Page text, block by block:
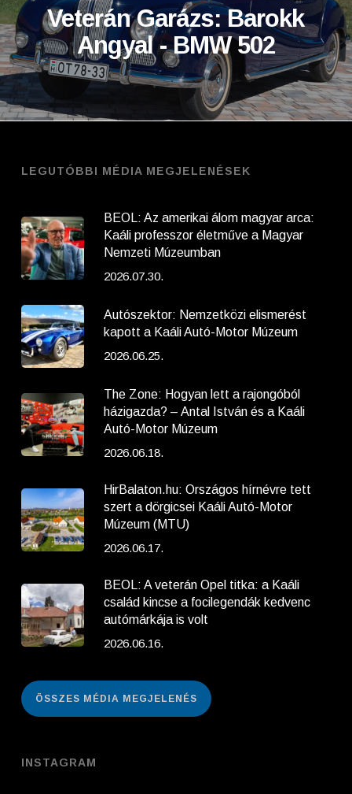
Veterán Garázs: Barokk
Angyal - BMW 502
LEGUTÓBBI MÉDIA MEGJELENÉSEK
BEOL: Az amerikai álom magyar arca:
Kaáli professzor életműve a Magyar
Nemzeti Múzeumban
2026.07.30.
Autószektor: Nemzetközi elismerést
kapott a Kaáli Autó-Motor Múzeum
2026.06.25.
The Zone: Hogyan lett a rajongóból
házigazda? – Antal István és a Kaáli
Autó-Motor Múzeum
2026.06.18.
HirBalaton.hu: Országos hírnévre tett
szert a dörgicsei Kaáli Autó-Motor
Múzeum (MTU)
2026.06.17.
BEOL: A veterán Opel titka: a Kaáli
család kincse a focilegendák kedvenc
autómárkája is volt
2026.06.16.
ÖSSZES MÉDIA MEGJELENÉS
INSTAGRAM